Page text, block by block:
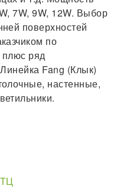
7W, 9W, 12W. Выбор
поверхностей
по
плюс ряд
Fang (Клык)
настенные,